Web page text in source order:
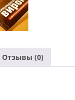
Отзывы (0)